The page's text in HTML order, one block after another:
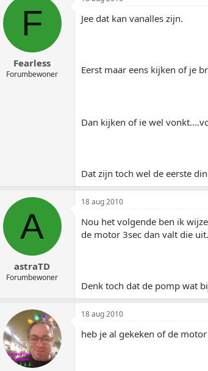
F
Fearless
Forumbewoner
Jee dat kan vanalles zijn.
Eerst maar eens kijken of je
Dan kijken of ie wel
Dat zijn toch wel de eerste
A
astraTD
Forumbewoner
18 aug 2010
Nou het volgende ben ik
de motor 3sec dan valt die uit.
Denk toch dat de pomp wat
18 aug 2010
heb je al gekeken of de